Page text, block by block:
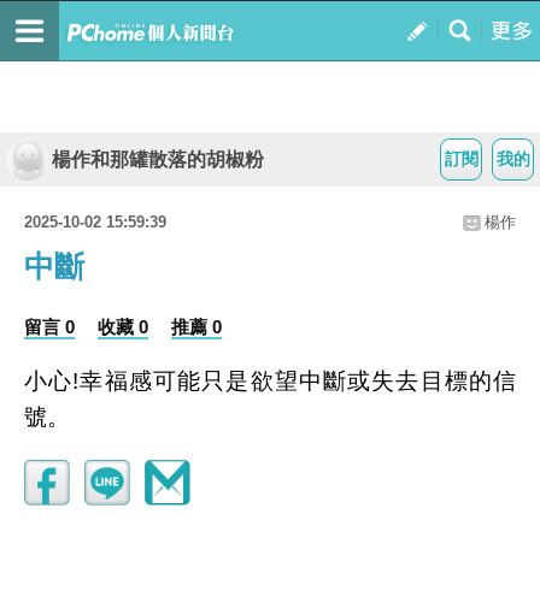
我的
訂閱
楊作和那罐散落的胡椒粉
2025-10-02 15:59:39 楊作
中斷
留言 0 收藏 0 推薦 0
小心!幸福感可能只是欲望中斷或失去目標的信
號。